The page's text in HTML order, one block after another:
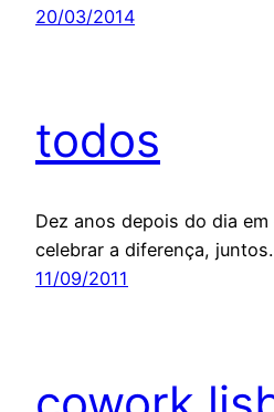
20/03/2014
todos
Dez anos depois do dia
celebrar a diferença, juntos.
11/09/2011